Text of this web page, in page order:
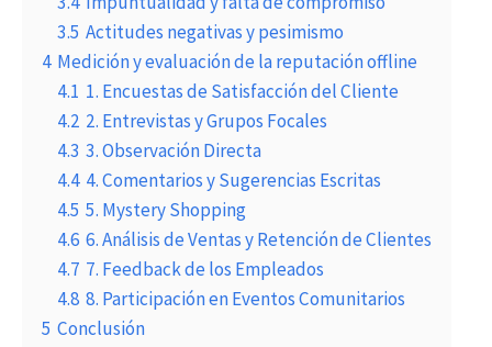
3.5 Actitudes negativas y pesimismo
4 Medición y evaluación de la reputación offline
4.1 1. Encuestas de Satisfacción del Cliente
4.2 2. Entrevistas y Grupos Focales
4.3 3. Observación Directa
4.4 4. Comentarios y Sugerencias Escritas
4.5 5. Mystery Shopping
4.6 6. Análisis de Ventas y Retención de Clientes
4.7 7. Feedback de los Empleados
4.8 8. Participación en Eventos Comunitarios
5 Conclusión